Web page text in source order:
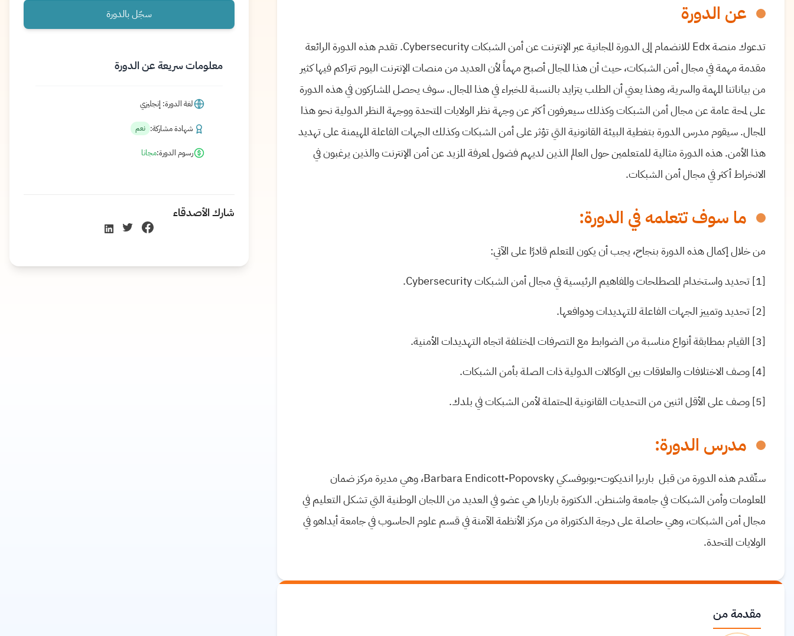
عن الدورة
تدعوك منصة Edx للانضمام إلى الدورة المجانية عبر الإنترنت عن أمن الشبكات Cybersecurity. تقدم هذه الدورة الرائعة
مقدمة مهمة في مجال أمن الشبكات، حيث أن هذا المجال أصبح مهماً لأن العديد من منصات الإنترنت اليوم تتراكم فيها كثير
من بياناتنا المهمة والسرية، وهذا يعني أن الطلب يتزايد بالنسبة للخبراء في هذا المجال. سوف يحصل المشاركون في هذه الدورة
على لمحة عامة عن مجال أمن الشبكات وكذلك سيعرفون أكثر عن وجهة نظر الولايات المتحدة ووجهة النظر الدولية نحو هذا
المجال. سيقوم مدرس الدورة بتغطية البيئة القانونية التي تؤثر على أمن الشبكات وكذلك الجهات الفاعلة المهيمنة على تهديد
هذا الأمن. هذه الدورة مثالية للمتعلمين حول العالم الذين لديهم فضول لمعرفة المزيد عن أمن الإنترنت والذين يرغبون في
الانخراط أكثر في مجال أمن الشبكات.
ما سوف تتعلمه في الدورة:
من خلال إكمال هذه الدورة بنجاح، يجب أن يكون المتعلم قادرًا على الآتي:
[1] تحديد واستخدام المصطلحات والمفاهيم الرئيسية في مجال أمن الشبكات Cybersecurity.
[2] تحديد وتمييز الجهات الفاعلة للتهديدات ودوافعها.
[3] القيام بمطابقة أنواع مناسبة من الضوابط مع التصرفات المختلفة اتجاه التهديدات الأمنية.
[4] وصف الاختلافات والعلاقات بين الوكالات الدولية ذات الصلة بأمن الشبكات.
[5] وصف على الأقل اثنين من التحديات القانونية المحتملة لأمن الشبكات في بلدك.
مدرس الدورة:
ستٌقدم هذه الدورة من قبل باربرا انديكوت-بوبوفسكي Barbara Endicott-Popovsky، وهي مديرة مركز ضمان
المعلومات وأمن الشبكات في جامعة واشنطن. الدكتورة باربارا هي عضو في العديد من اللجان الوطنية التي تشكل التعليم في
مجال أمن الشبكات، وهي حاصلة على درجة الدكتوراة من مركز الأنظمة الآمنة في قسم علوم الحاسوب في جامعة أيداهو في
الولايات المتحدة.
مقدمة من
سجّل بالدورة
معلومات سريعة عن الدورة
لغة الدورة: إنجليزي
شهادة مشاركة: نعم
رسوم الدورة:مجانا
شارك الأصدقاء